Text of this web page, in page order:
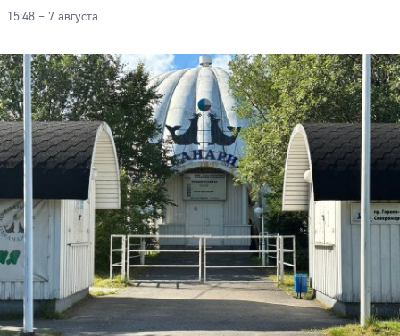
15:48 – 7 августа